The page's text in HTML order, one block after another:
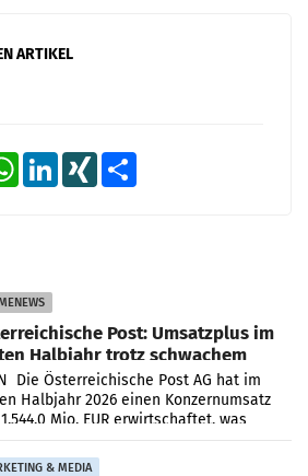
ARTIKEL
WhatsAppLinkedInXING
Post: Umsatzplus im
Halbjahr trotz schwachem
Die Österreichische Post AG hat im
Halbjahr 2026 einen Konzernumsatz
Mio. EUR erwirtschaftet, was
Plus von 3,8 Prozent gegenüber dem
& MEDIA